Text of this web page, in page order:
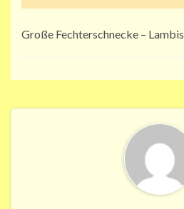
Große Fechterschnecke – Lambis